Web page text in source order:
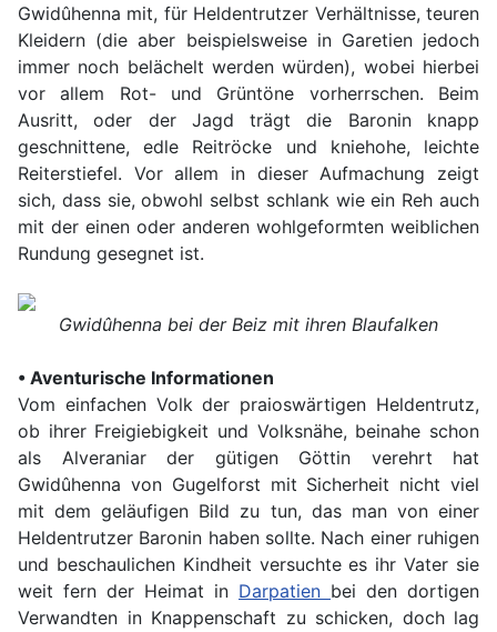
Gwidûhenna mit, für Heldentrutzer Verhältnisse, teuren
Kleidern (die aber beispielsweise in Garetien jedoch
immer noch belächelt werden würden), wobei hierbei
vor allem Rot- und Grüntöne vorherrschen. Beim
Ausritt, oder der Jagd trägt die Baronin knapp
geschnittene, edle Reitröcke und kniehohe, leichte
Reiterstiefel. Vor allem in dieser Aufmachung zeigt
sich, dass sie, obwohl selbst schlank wie ein Reh auch
mit der einen oder anderen wohlgeformten weiblichen
Rundung gesegnet ist.
Gwidûhenna bei der Beiz mit ihren Blaufalken
• Aventurische Informationen
Vom einfachen Volk der praioswärtigen Heldentrutz,
ob ihrer Freigiebigkeit und Volksnähe, beinahe schon
als Alveraniar der gütigen Göttin verehrt hat
Gwidûhenna von Gugelforst mit Sicherheit nicht viel
mit dem geläufigen Bild zu tun, das man von einer
Heldentrutzer Baronin haben sollte. Nach einer ruhigen
und beschaulichen Kindheit versuchte es ihr Vater sie
weit fern der Heimat in Darpatien bei den dortigen
Verwandten in Knappenschaft zu schicken, doch lag